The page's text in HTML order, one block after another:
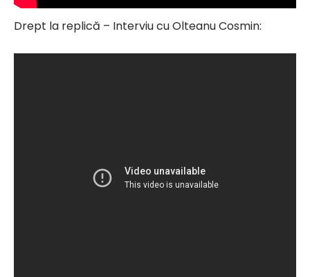
Drept la replică – Interviu cu Olteanu Cosmin: